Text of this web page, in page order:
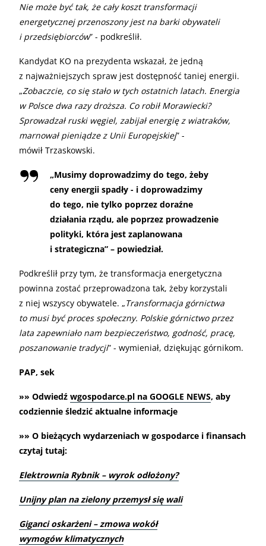
Nie może być tak, że cały koszt transformacji
energetycznej przenoszony jest na barki obywateli
i przedsiębiorców” - podkreślił.
Kandydat KO na prezydenta wskazał, że jedną
z najważniejszych spraw jest dostępność taniej energii.
„Zobaczcie, co się stało w tych ostatnich latach. Energia
w Polsce dwa razy droższa. Co robił Morawiecki?
Sprowadzał ruski węgiel, zabijał energię z wiatraków,
marnował pieniądze z Unii Europejskiej” -
mówił Trzaskowski.
„Musimy doprowadzimy do tego, żeby
ceny energii spadły - i doprowadzimy
do tego, nie tylko poprzez doraźne
działania rządu, ale poprzez prowadzenie
polityki, która jest zaplanowana
i strategiczna” – powiedział.
Podkreślił przy tym, że transformacja energetyczna
powinna zostać przeprowadzona tak, żeby korzystali
z niej wszyscy obywatele. „Transformacja górnictwa
to musi być proces społeczny. Polskie górnictwo przez
lata zapewniało nam bezpieczeństwo, godność, pracę,
poszanowanie tradycji” - wymieniał, dziękując górnikom.
PAP, sek
»» Odwiedź wgospodarce.pl na GOOGLE NEWS, aby
codziennie śledzić aktualne informacje
»» O bieżących wydarzeniach w gospodarce i finansach
czytaj tutaj:
Elektrownia Rybnik – wyrok odłożony?
Unijny plan na zielony przemysł się wali
Giganci oskarżeni – zmowa wokół
wymogów klimatycznych